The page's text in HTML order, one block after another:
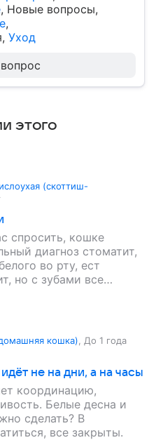
, Новые вопросы,
,
, Уход
этого
(скоттиш-
спросить, кошке
диагноз стоматит,
во рту, ест
но с зубами все
кошка) До 1 года
не на дни, а на часы
координацию,
Белые десна и
сделать? В
все закрыты.